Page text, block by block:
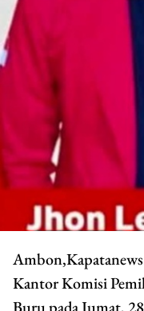
Kantor Komisi